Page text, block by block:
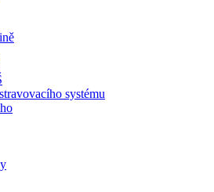
systému